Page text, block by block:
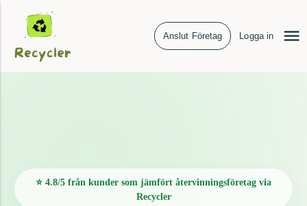
Anslut Företag Logga in
⭐ 4.8/5 från kunder som jämfört återvinningsföretag via
Recycler